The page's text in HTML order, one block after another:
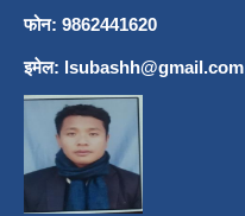
फोन: 9862441620
इमेल: lsubashh@gmail.com